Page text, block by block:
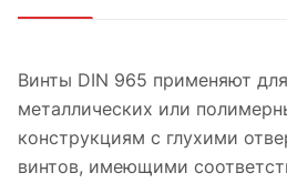
Винты DIN 965 применяют
металлических или
конструкциям с глухими
винтов, имеющими